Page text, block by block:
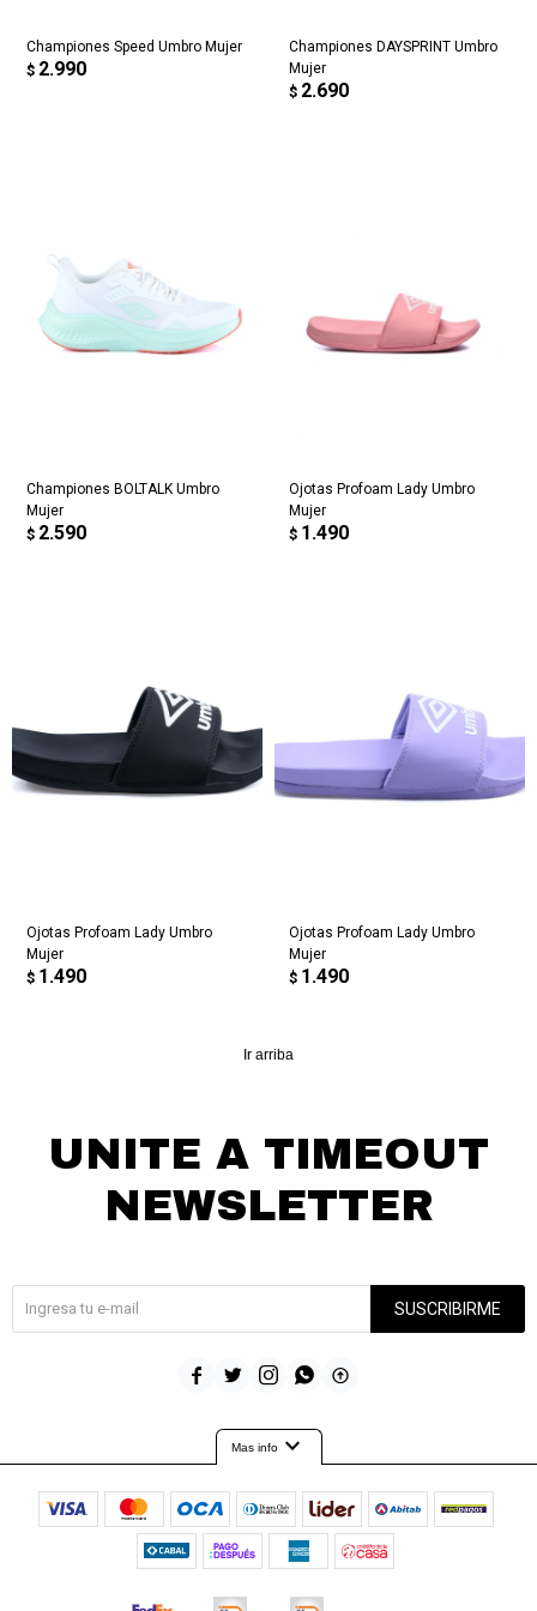
Championes Speed Umbro Mujer
$ 2.990
Championes DAYSPRINT Umbro
Mujer
$ 2.690
Championes BOLTALK Umbro
Mujer
$ 2.590
Ojotas Profoam Lady Umbro
Mujer
$ 1.490
Ojotas Profoam Lady Umbro
Mujer
$ 1.490
Ojotas Profoam Lady Umbro
Mujer
$ 1.490
Ir arriba
UNITE A TIMEOUT
NEWSLETTER
SUSCRIBIRME
    
Mas infoexpand_more